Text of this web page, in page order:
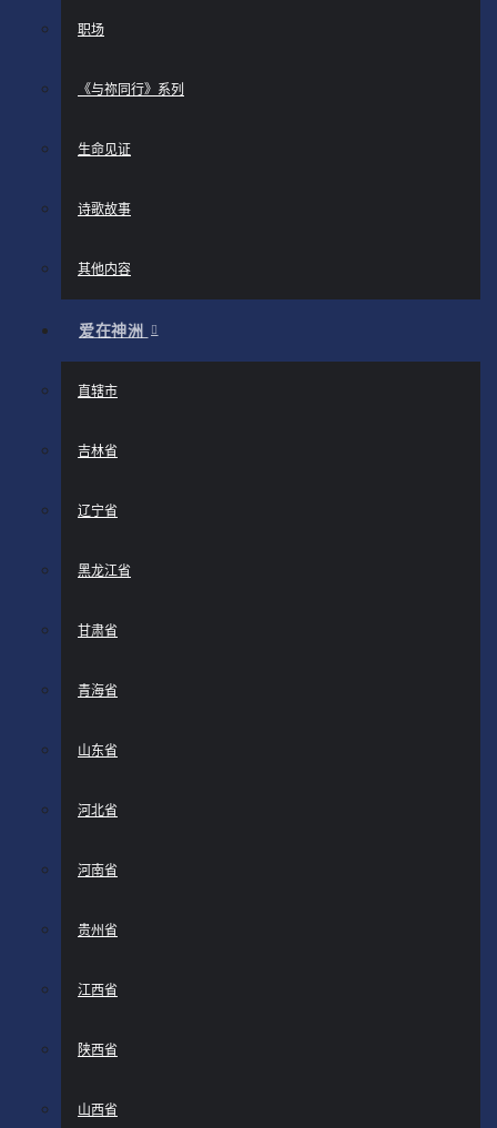
职场
《与祢同行》系列
生命见证
诗歌故事
其他内容
爱在神洲
直辖市
吉林省
辽宁省
黑龙江省
甘肃省
青海省
山东省
河北省
河南省
贵州省
江西省
陕西省
山西省